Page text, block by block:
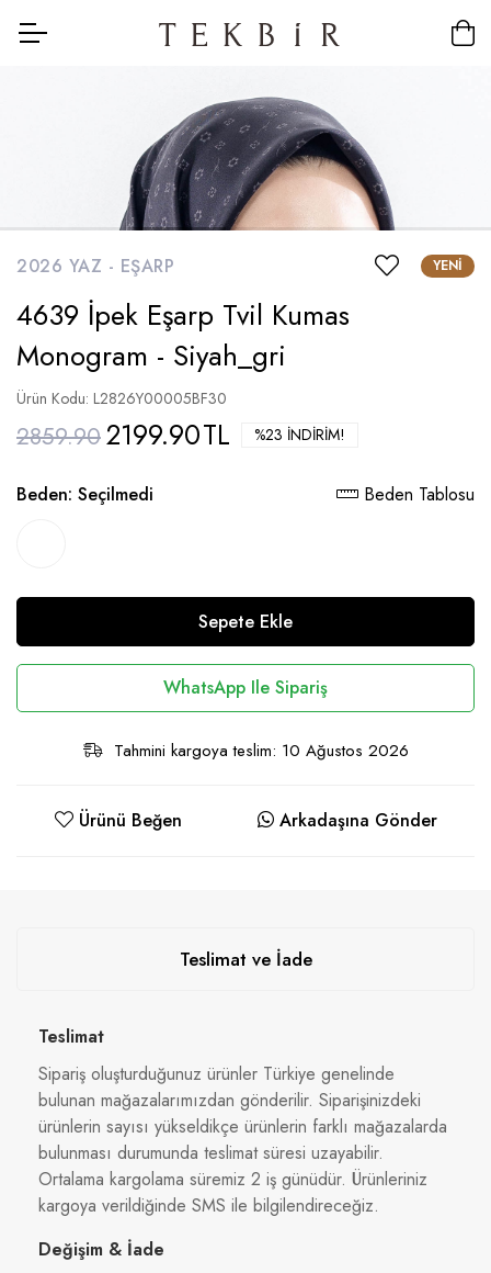
2026 YAZ - EŞARP YENI
4639 İpek Eşarp Tvil Kumas
Monogram - Siyah_gri
Ürün Kodu: L2826Y00005BF30
2859.902199.90TL %23 İNDIRIM!
Beden: Seçilmedi Beden Tablosu
Sepete Ekle
WhatsApp Ile Sipariş
Tahmini kargoya teslim: 10 Ağustos 2026
Ürünü Beğen Arkadaşına Gönder
Teslimat ve İade
Teslimat
Sipariş oluşturduğunuz ürünler Türkiye genelinde
bulunan mağazalarımızdan gönderilir. Siparişinizdeki
ürünlerin sayısı yükseldikçe ürünlerin farklı mağazalarda
bulunması durumunda teslimat süresi uzayabilir.
Ortalama kargolama süremiz 2 iş günüdür. Ürünleriniz
kargoya verildiğinde SMS ile bilgilendireceğiz.
Değişim & İade